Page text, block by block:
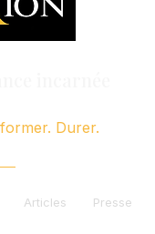
Durer.
Articles Presse